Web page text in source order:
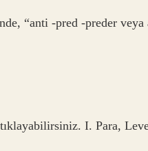
“anti -pred -preder veya
I. Para,